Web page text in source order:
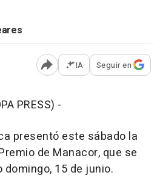
Abrir opciones para
IA Seguir en
PRESS) -
presentó este sábado la
de Manacor, que se
15 de junio.